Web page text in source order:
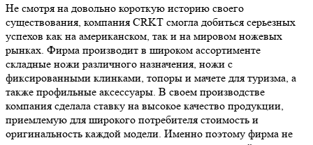
Не смотря на довольно короткую историю своего
существования, компания CRKT смогла добиться серьезных
успехов как на американском, так и на мировом ножевых
рынках. Фирма производит в широком ассортименте
складные ножи различного назначения, ножи с
фиксированными клинками, топоры и мачете для туризма, а
также профильные аксессуары. В своем производстве
компания сделала ставку на высокое качество продукции,
приемлемую для широкого потребителя стоимость и
оригинальность каждой модели. Именно поэтому фирма не